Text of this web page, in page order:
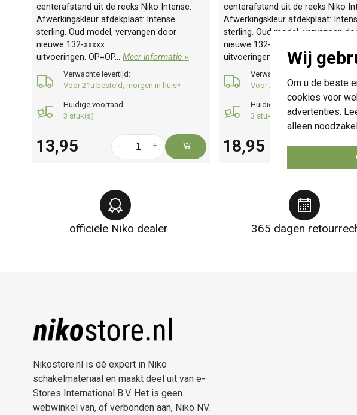
Wij
Om u de beste
cookies voor
advertenties.
alleen
centerafstand uit de reeks Niko Intense.
Afwerkingskleur afdekplaat: Intense
sterling. Oud model, vervangen door
nieuwe 132-xxxxx
uitvoeringen. OP=OP...Meer informatie »
Verwachte levertijd:
Voor 21u besteld, morgen in huis*
Huidige voorraad:
3 stuk(s)
13,95 +
-
centerafstand uit de reeks Niko
Afwerkingskleur afdekplaat:
sterling. Oud model, vervangen
nieuwe 132-xxxxx
uitvoeringen. OP=OP...Meer
Verwachte levertijd:
Voor 21u besteld, morgen in
Huidige voorraad:
3 stuk(s)
18,95 +
-
officiële Niko dealer 365 dagen
Nikostore.nl is dé expert in Niko
schakelmateriaal en maakt deel uit van e-
Stores International B.V. Het is geen
webwinkel van, of verbonden aan, Niko NV.